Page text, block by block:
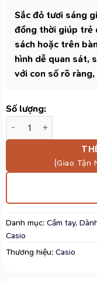
Sắc đỏ tươi sáng
đồng thời giúp trẻ
sách hoặc trên
hình dễ quan sát,
với con số rõ
Số lượng:
Máy Tính Casio SL-
Danh mục: Cầm tay,
Casio
Thương hiệu: Casio